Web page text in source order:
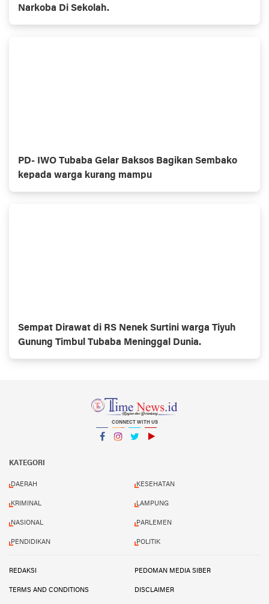
Narkoba Di Sekolah.
PD- IWO Tubaba Gelar Baksos Bagikan Sembako
kepada warga kurang mampu
Sempat Dirawat di RS Nenek Surtini warga Tiyuh
Gunung Timbul Tubaba Meninggal Dunia.
CONNECT WITH US
KATEGORI
DAERAH KESEHATAN
KRIMINAL LAMPUNG
NASIONAL PARLEMEN
PENDIDIKAN POLITIK
REDAKSI PEDOMAN MEDIA SIBER
TERMS AND CONDITIONS DISCLAIMER